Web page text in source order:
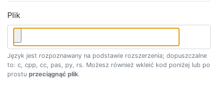
Plik
Język jest rozpoznawany na podstawie rozszerzenia; dopuszczalne
to: c, cpp, cc, pas, py, rs. Możesz również wkleić kod poniżej lub po
prostu przeciągnąć plik.